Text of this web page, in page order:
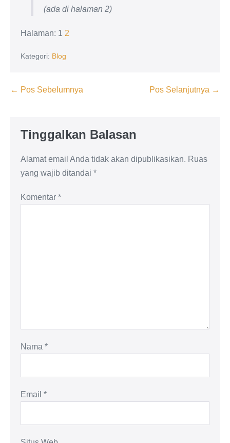
(ada di halaman 2)
Halaman: 1 2
Kategori: Blog
Navigasi
← Pos Sebelumnya Pos Selanjutnya →
Tinggalkan Balasan
Alamat email Anda tidak akan dipublikasikan. Ruas
yang wajib ditandai *
Komentar *
Nama *
Email *